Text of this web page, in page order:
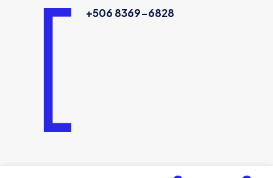
+506 8369-6828